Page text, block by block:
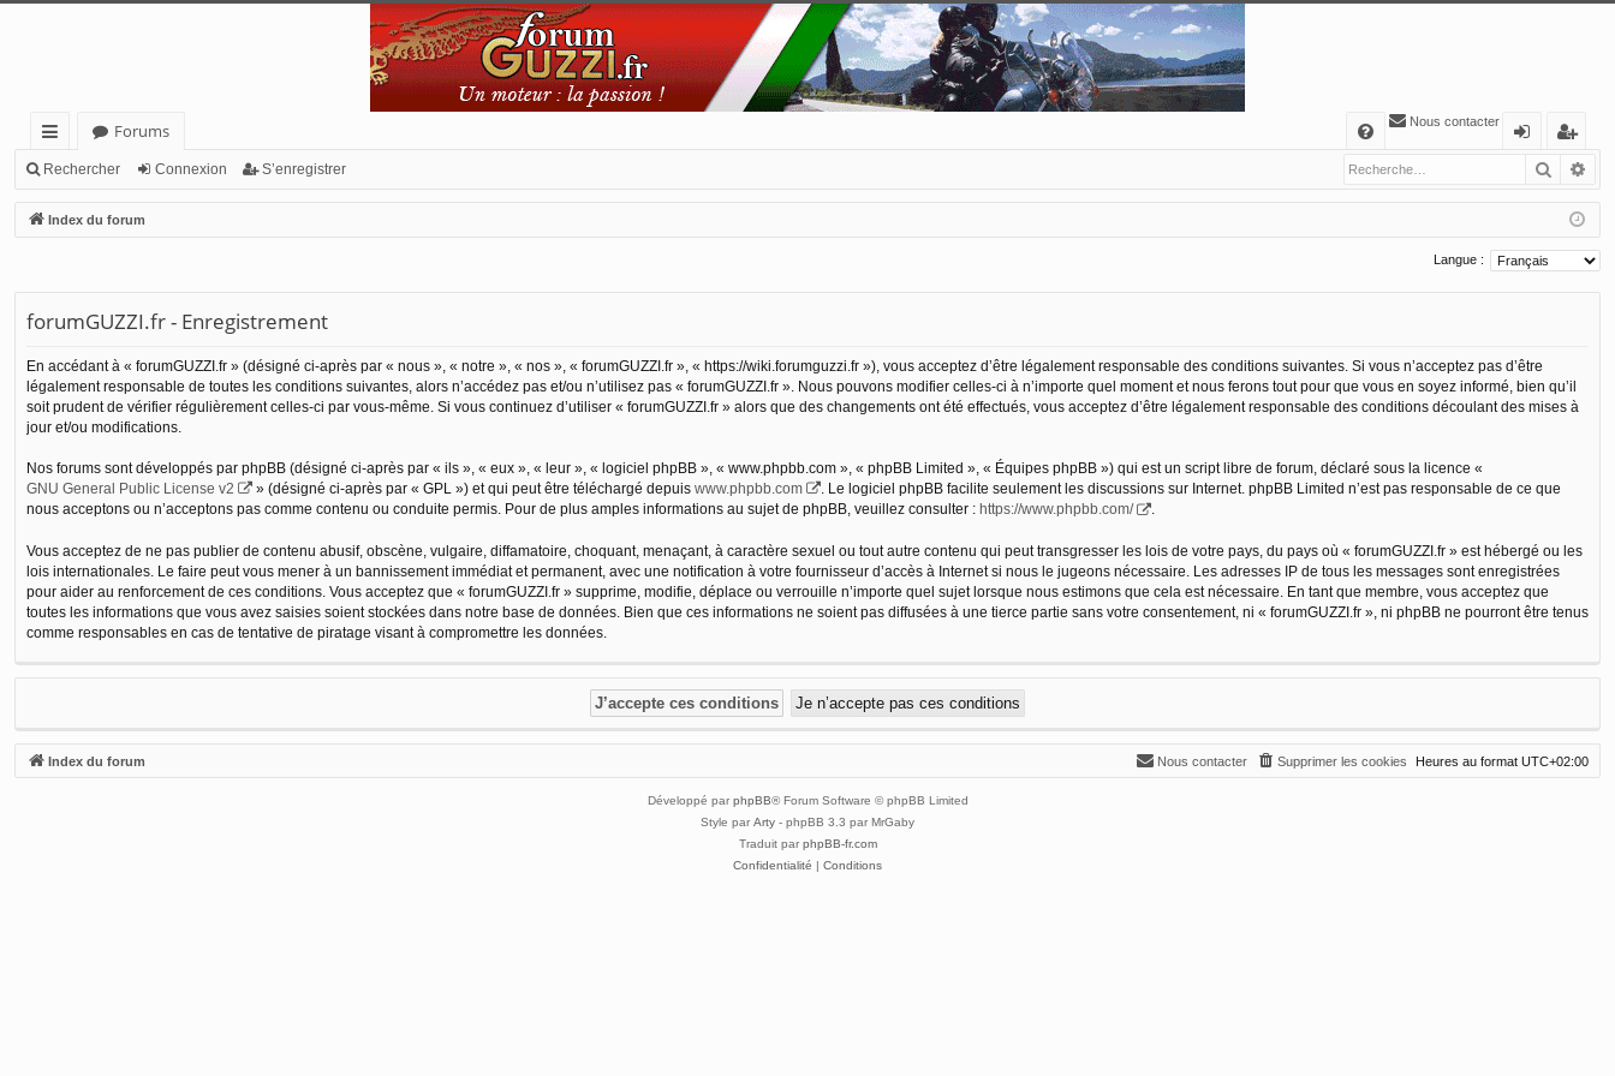
cc
ès
ra
de
Forums
FA
Q
Nous contacter
n
ne
n
’e
nr
eg
Rechercher Connexion S’enregistrer
Index du forum
Langue :
forumGUZZI.fr - Enregistrement
En accédant à « forumGUZZI.fr » (désigné ci-après par « nous », « notre », « nos », « forumGUZZI.fr », « https://wiki.forumguzzi.fr »), vous acceptez d’être légalement responsable des conditions suivantes. Si vous n’acceptez pas d’être
légalement responsable de toutes les conditions suivantes, alors n’accédez pas et/ou n’utilisez pas « forumGUZZI.fr ». Nous pouvons modifier celles-ci à n’importe quel moment et nous ferons tout pour que vous en soyez informé, bien qu’il
soit prudent de vérifier régulièrement celles-ci par vous-même. Si vous continuez d’utiliser « forumGUZZI.fr » alors que des changements ont été effectués, vous acceptez d’être légalement responsable des conditions découlant des mises à
jour et/ou modifications.
Nos forums sont développés par phpBB (désigné ci-après par « ils », « eux », « leur », « logiciel phpBB », « www.phpbb.com », « phpBB Limited », « Équipes phpBB ») qui est un script libre de forum, déclaré sous la licence «
GNU General Public License v2
» (désigné ci-après par « GPL ») et qui peut être téléchargé depuis www.phpbb.com
. Le logiciel phpBB facilite seulement les discussions sur Internet. phpBB Limited n’est pas responsable de ce que
nous acceptons ou n’acceptons pas comme contenu ou conduite permis. Pour de plus amples informations au sujet de phpBB, veuillez consulter : https://www.phpbb.com/ .
Vous acceptez de ne pas publier de contenu abusif, obscène, vulgaire, diffamatoire, choquant, menaçant, à caractère sexuel ou tout autre contenu qui peut transgresser les lois de votre pays, du pays où « forumGUZZI.fr » est hébergé ou les
lois internationales. Le faire peut vous mener à un bannissement immédiat et permanent, avec une notification à votre fournisseur d’accès à Internet si nous le jugeons nécessaire. Les adresses IP de tous les messages sont enregistrées
pour aider au renforcement de ces conditions. Vous acceptez que « forumGUZZI.fr » supprime, modifie, déplace ou verrouille n’importe quel sujet lorsque nous estimons que cela est nécessaire. En tant que membre, vous acceptez que
toutes les informations que vous avez saisies soient stockées dans notre base de données. Bien que ces informations ne soient pas diffusées à une tierce partie sans votre consentement, ni « forumGUZZI.fr », ni phpBB ne pourront être tenus
comme responsables en cas de tentative de piratage visant à compromettre les données.
Index du forum Heures au format UTC+02:00
Supprimer les cookies
Nous contacter
Développé par phpBB® Forum Software © phpBB Limited
Style par Arty - phpBB 3.3 par MrGaby
Traduit par phpBB-fr.com
Confidentialité | Conditions